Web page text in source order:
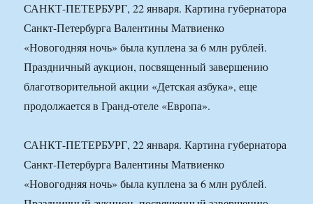
САНКТ-ПЕТЕРБУРГ, 22 января. Картина губернатора
Санкт-Петербурга Валентины Матвиенко
«Новогодняя ночь» была куплена за 6 млн рублей.
Праздничный аукцион, посвященный завершению
благотворительной акции «Детская азбука», еще
продолжается в Гранд-отеле «Европа».
САНКТ-ПЕТЕРБУРГ, 22 января. Картина губернатора
Санкт-Петербурга Валентины Матвиенко
«Новогодняя ночь» была куплена за 6 млн рублей.